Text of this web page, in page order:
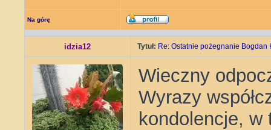
Na górę
idzia12 Tytuł: Re: Ostatnie pożegnanie Bogdan
Wieczny
Wyrazy
kondolencje,